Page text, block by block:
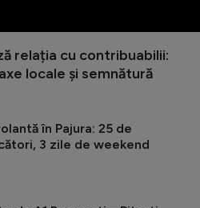
relația cu contribuabilii:
locale și semnătură
în Pajura: 25 de
3 zile de weekend